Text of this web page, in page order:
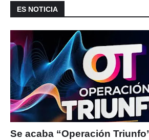
ES NOTICIA
Se acaba “Operación